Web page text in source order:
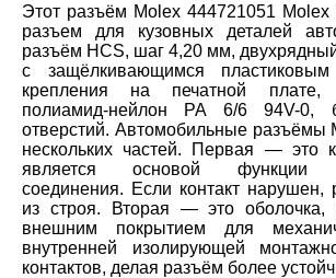
Этот разъём Molex 444721051
разъем для кузовных деталей
разъём HCS, шаг 4,20 мм,
с защёлкивающимся
крепления на печатной плате,
полиамид-нейлон PA 6/6 94V-0,
отверстий. Автомобильные разъёмы
нескольких частей. Первая — это
является основой функции
соединения. Если контакт нарушен,
из строя. Вторая — это оболочка,
внешним покрытием для
внутренней изолирующей
контактов, делая разъём более